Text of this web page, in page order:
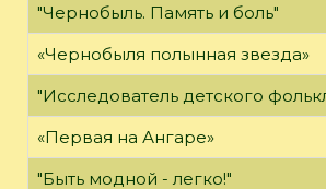
"Чернобыль. Память и боль"
«Чернобыля полынная звезда»
"Исследователь детского
«Первая на Ангаре»
"Быть модной - легко!"